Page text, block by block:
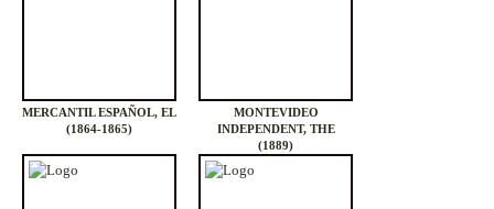
MERCANTIL ESPAÑOL, EL
(1864-1865)
MONTEVIDEO
INDEPENDENT, THE
(1889)